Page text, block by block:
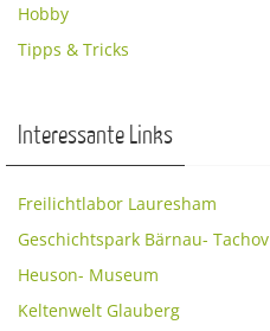
Hobby
Tipps & Tricks
Interessante Links
Freilichtlabor Lauresham
Geschichtspark Bärnau- Tachov
Heuson- Museum
Keltenwelt Glauberg